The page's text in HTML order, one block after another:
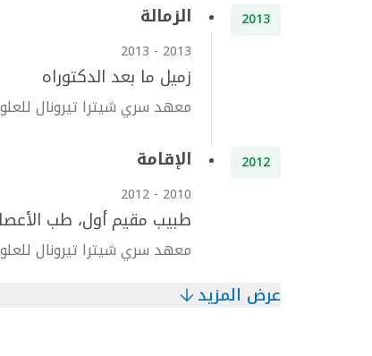
2013 الزمالة
2013 - 2013
زميل ما بعد الدكتوراه
معهد سري شيترا تيرونال
2012 الإقامة
2010 - 2012
طبيب مقيم أول، طب
معهد سري شيترا تيرونال
عرض المزيد